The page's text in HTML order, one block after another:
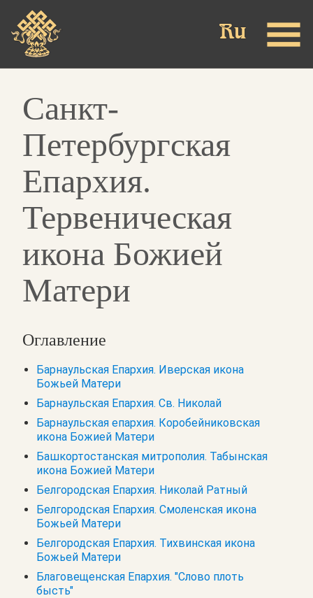
main
content
Санкт-
Петербургская
Епархия.
Тервеническая
икона Божией
Матери
Оглавление
Барнаульская Епархия. Иверская икона
Божьей Матери
Барнаульская Епархия. Св. Николай
Барнаульская епархия. Коробейниковская
икона Божией Матери
Башкортостанская митрополия. Табынская
икона Божией Матери
Белгородская Епархия. Николай Ратный
Белгородская Епархия. Смоленская икона
Божьей Матери
Белгородская Епархия. Тихвинская икона
Божьей Матери
Благовещенская Епархия. "Слово плоть
бысть"